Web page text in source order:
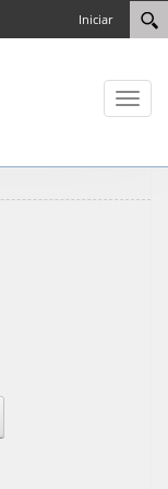
Iniciar
Toggle